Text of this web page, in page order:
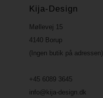
Kija-Design
Møllevej 15
4140 Borup
(Ingen butik på adressen)
+45 6089 3645
info@kija-design.dk